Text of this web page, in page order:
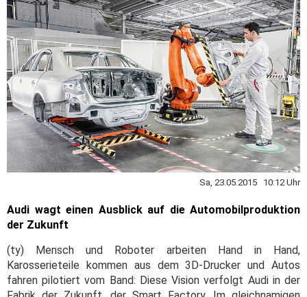
Sa, 23.05.2015 10:12 Uhr
Audi wagt einen Ausblick auf die Automobilproduktion
der Zukunft
(ty) Mensch und Roboter arbeiten Hand in Hand,
Karosserieteile kommen aus dem 3D-Drucker und Autos
fahren pilotiert vom Band: Diese Vision verfolgt Audi in der